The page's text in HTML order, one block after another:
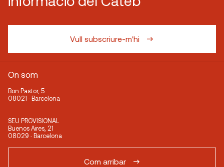
Vull subscriure-m'hi
On som
Bon Pastor, 5
08021 · Barcelona
SEU PROVISIONAL
Buenos Aires, 21
08029 · Barcelona
Com arribar